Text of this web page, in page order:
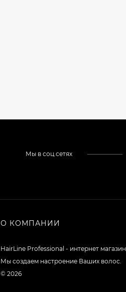
Мы в соц.сетях
О КОМПАНИИ
HairLine Professional - интернет
Мы создаем настроение Ваших волос.
© 2026